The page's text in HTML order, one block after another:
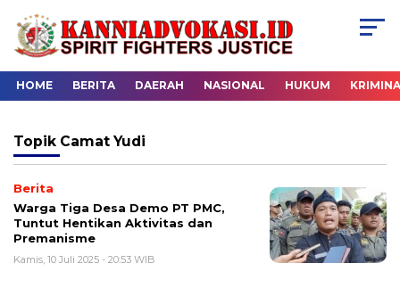
HOME BERITA DAERAH NASIONAL HUKUM
Topik Camat Yudi
Berita
Warga Tiga Desa Demo PT PMC,
Tuntut Hentikan Aktivitas dan
Premanisme
Kamis, 10 Juli 2025 - 20:53 WIB